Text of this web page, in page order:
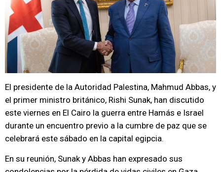
El presidente de la Autoridad Palestina, Mahmud Abbas, y
el primer ministro británico, Rishi Sunak, han discutido
este viernes en El Cairo la guerra entre Hamás e Israel
durante un encuentro previo a la cumbre de paz que se
celebrará este sábado en la capital egipcia.
En su reunión, Sunak y Abbas han expresado sus